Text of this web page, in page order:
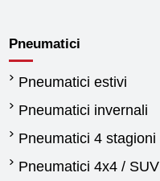
Pneumatici
Pneumatici estivi
Pneumatici invernali
Pneumatici 4 stagioni
Pneumatici 4x4 / SUV